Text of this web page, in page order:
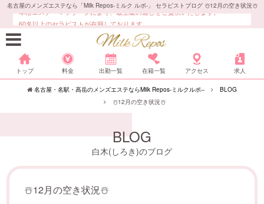
名古屋のメンズエステなら「Milk Repos-ミルク ルポ-」 セラピストブログ ‎☃️12月の空き状況‎☃️
60名以上のセラピストが在籍しております。
本格エステ・マッサージにより、最上級の癒しをご提供いたします。
トップ 料金 出勤一覧 在籍一覧 アクセス 求人
名古屋・名駅・高岳のメンズエステならMilk Repos-ミルクルポ--
BLOG
‎☃️12月の空き状況‎☃️
BLOG
白木(しろき)のブログ
‎☃️12月の空き状況‎☃️